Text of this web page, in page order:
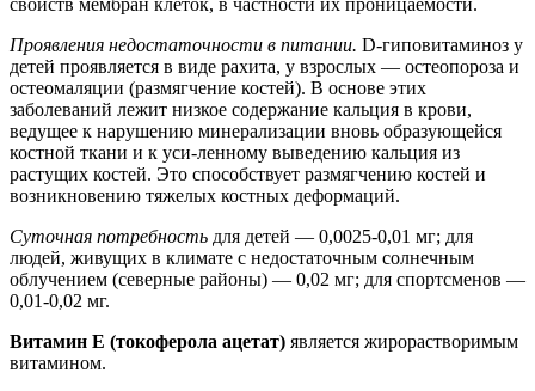
Проявления недостаточности в питании. D-гиповитаминоз у
детей проявляется в виде рахита, у взрослых — остеопороза и
остеомаляции (размягчение костей). В основе этих
заболеваний лежит низкое содержание кальция в крови,
ведущее к нарушению минерализации вновь образующейся
костной ткани и к уси-ленному выведению кальция из
растущих костей. Это способствует размягчению костей и
возникновению тяжелых костных деформаций.
Суточная потребность для детей — 0,0025-0,01 мг; для
людей, живущих в климате с недостаточным солнечным
облучением (северные районы) — 0,02 мг; для спортсменов —
0,01-0,02 мг.
Витамин Е (токоферола ацетат) является жирорастворимым
витамином.